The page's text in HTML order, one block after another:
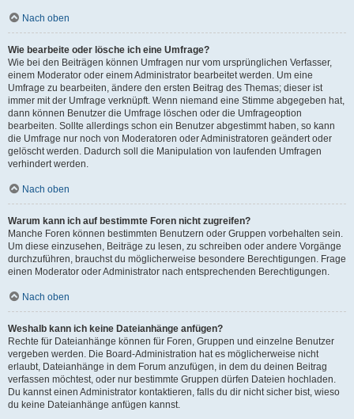
Nach oben
Wie bearbeite oder lösche ich eine Umfrage?
Wie bei den Beiträgen können Umfragen nur vom ursprünglichen Verfasser,
einem Moderator oder einem Administrator bearbeitet werden. Um eine
Umfrage zu bearbeiten, ändere den ersten Beitrag des Themas; dieser ist
immer mit der Umfrage verknüpft. Wenn niemand eine Stimme abgegeben hat,
dann können Benutzer die Umfrage löschen oder die Umfrageoption
bearbeiten. Sollte allerdings schon ein Benutzer abgestimmt haben, so kann
die Umfrage nur noch von Moderatoren oder Administratoren geändert oder
gelöscht werden. Dadurch soll die Manipulation von laufenden Umfragen
verhindert werden.
Nach oben
Warum kann ich auf bestimmte Foren nicht zugreifen?
Manche Foren können bestimmten Benutzern oder Gruppen vorbehalten sein.
Um diese einzusehen, Beiträge zu lesen, zu schreiben oder andere Vorgänge
durchzuführen, brauchst du möglicherweise besondere Berechtigungen. Frage
einen Moderator oder Administrator nach entsprechenden Berechtigungen.
Nach oben
Weshalb kann ich keine Dateianhänge anfügen?
Rechte für Dateianhänge können für Foren, Gruppen und einzelne Benutzer
vergeben werden. Die Board-Administration hat es möglicherweise nicht
erlaubt, Dateianhänge in dem Forum anzufügen, in dem du deinen Beitrag
verfassen möchtest, oder nur bestimmte Gruppen dürfen Dateien hochladen.
Du kannst einen Administrator kontaktieren, falls du dir nicht sicher bist, wieso
du keine Dateianhänge anfügen kannst.